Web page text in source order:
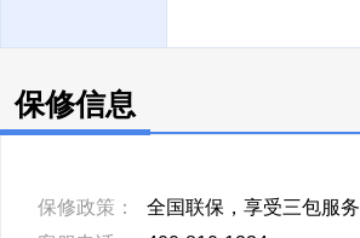
保修信息
保修政策：
全国联保，享受三包服务